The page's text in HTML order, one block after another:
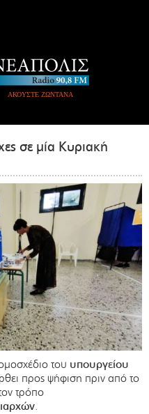
ΑΚΟΥΣΤΕ ΖΩΝΤΑΝΑ
σε μία Κυριακή
του υπουργείου
προς ψήφιση πριν από το
τρόπο
.